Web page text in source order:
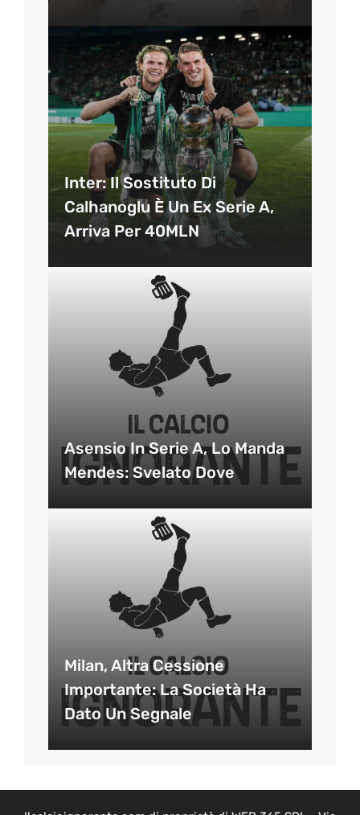
Inter: Il Sostituto Di
Calhanoglu È Un Ex Serie A,
Arriva Per 40MLN
Asensio In Serie A, Lo Manda
Mendes: Svelato Dove
Milan, Altra Cessione
Importante: La Società Ha
Dato Un Segnale